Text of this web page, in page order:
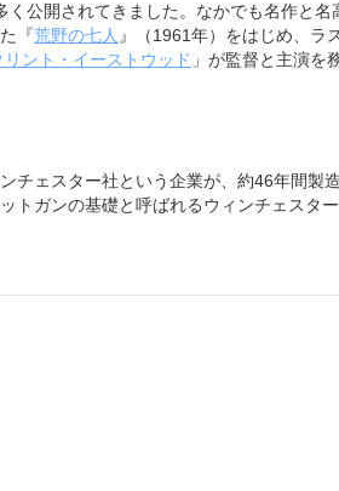
公開されてきました。なかでも名作と名
『荒野の七人 』（1961年）をはじめ、ラ
リント・イーストウッド 」が監督と主演を
チェスター社という企業が、約46年間製
ガンの基礎と呼ばれるウィンチェスター